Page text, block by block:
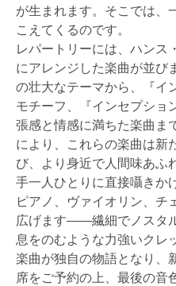
が生まれます。そこでは、
こえてくるのです。
レパートリーには、ハンス
にアレンジした楽曲が並び
の壮大なテーマから、『イ
モチーフ、『インセプショ
張感と情感に満ちた楽曲ま
により、これらの楽曲は新
び、より身近で人間味あふ
手一人ひとりに直接囁きか
ピアノ、ヴァイオリン、チ
広げます――繊細でノスタ
息をのむような力強いクレ
楽曲が独自の物語となり、
席をご予約の上、最後の音